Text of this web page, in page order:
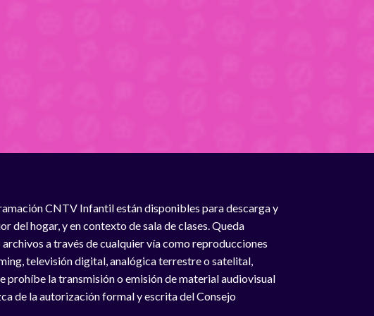
CNTV Infantil están disponibles para descarga y
del hogar, y en contexto de sala de clases. Queda
a través de cualquier vía como reproducciones
televisión digital, analógica terrestre o satelital,
prohíbe la transmisión o emisión de material audiovisual
de la autorización formal y escrita del Consejo